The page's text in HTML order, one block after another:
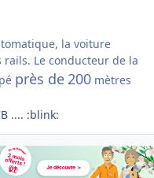
la voiture
Le conducteur de la
près de200 mètres
.... :blink: